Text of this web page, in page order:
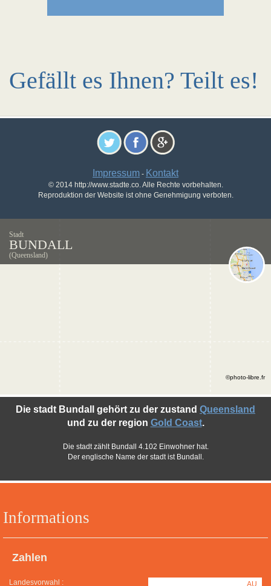
Gefällt es Ihnen? Teilt es!
Impressum - Kontakt
© 2014 http://www.stadte.co. Alle Rechte vorbehalten.
Reproduktion der Website ist ohne Genehmigung verboten.
Stadt
BUNDALL
(Queensland)
Informations
Zahlen
Landesvorwahl : AU
Die stadt Bundall gehört zu der zustand Queensland
und zu der region Gold Coast.
Die stadt zählt Bundall 4.102 Einwohner hat.
Der englische Name der stadt ist Bundall.
©photo-libre.fr